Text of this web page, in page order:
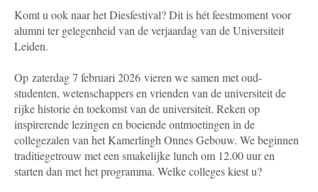
Komt u ook naar het Diesfestival? Dit is hét feestmoment voor
alumni ter gelegenheid van de verjaardag van de Universiteit
Leiden.
Op zaterdag 7 februari 2026 vieren we samen met oud-
studenten, wetenschappers en vrienden van de universiteit de
rijke historie én toekomst van de universiteit. Reken op
inspirerende lezingen en boeiende ontmoetingen in de
collegezalen van het Kamerlingh Onnes Gebouw. We beginnen
traditiegetrouw met een smakelijke lunch om 12.00 uur en
starten dan met het programma. Welke colleges kiest u?